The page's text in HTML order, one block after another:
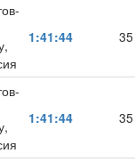
1:41:44 35
1:41:44 35